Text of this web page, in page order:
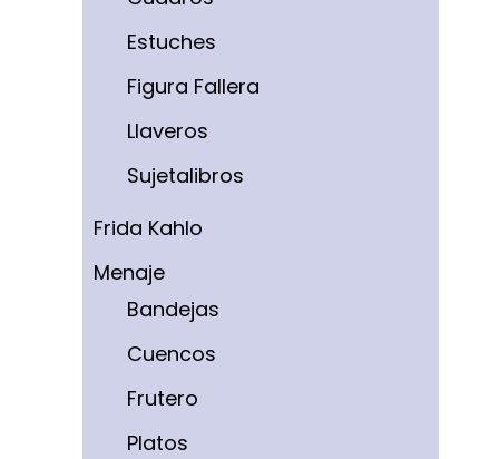
Estuches
Figura Fallera
Llaveros
Sujetalibros
Frida Kahlo
Menaje
Bandejas
Cuencos
Frutero
Platos